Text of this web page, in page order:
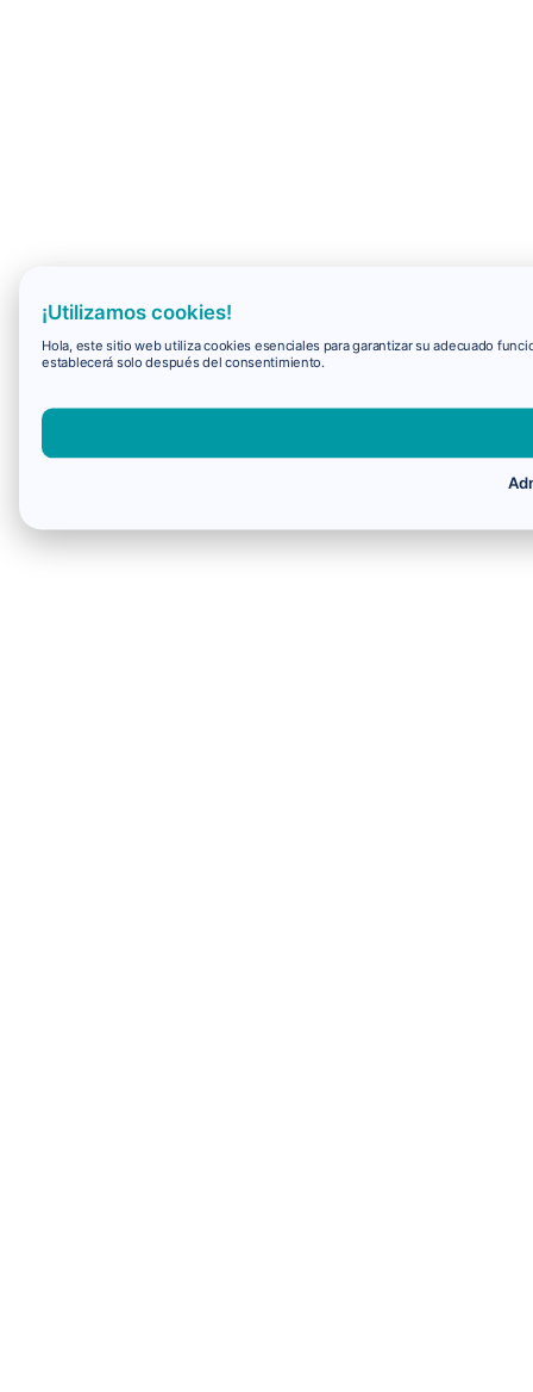
¡Utilizamos cookies!
Hola, este sitio web utiliza cookies esenciales para garantizar su adecuado
establecerá solo después del consentimiento.